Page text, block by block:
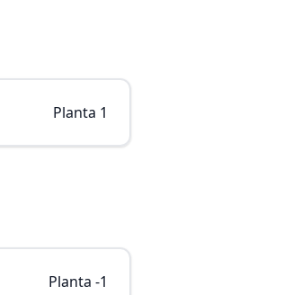
Planta 1
Planta -1